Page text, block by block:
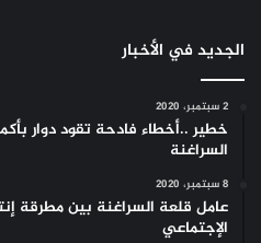
الجديد في الأخبار
2 سبتمبر، 2020
خطير ..أخطاء فادحة تقود دوار
السراغنة
8 سبتمبر، 2020
عامل قلعة السراغنة بين مطرقة
الإجتماعي